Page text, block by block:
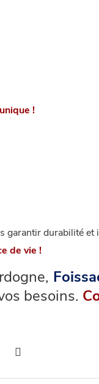
!
durabilité
de vie !
besoins.